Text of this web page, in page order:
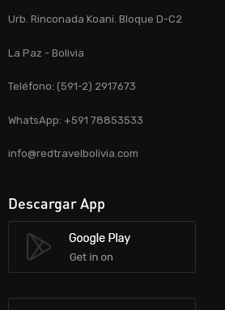
Urb. Rinconada Koani. Bloque D-C2
La Paz - Bolivia
Teléfono: (591-2) 2917673
WhatsApp: +591 78853533
info@redtravelbolivia.com
Descargar App